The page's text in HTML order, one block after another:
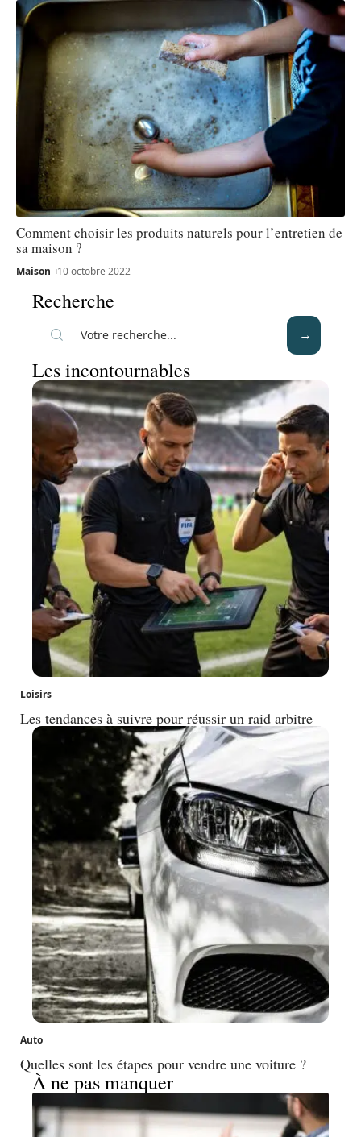
Comment choisir les produits naturels pour l’entretien de
sa maison ?
Maison 10 octobre 2022
Recherche
Les incontournables
Loisirs
Les tendances à suivre pour réussir un raid arbitre
Auto
Quelles sont les étapes pour vendre une voiture ?
À ne pas manquer